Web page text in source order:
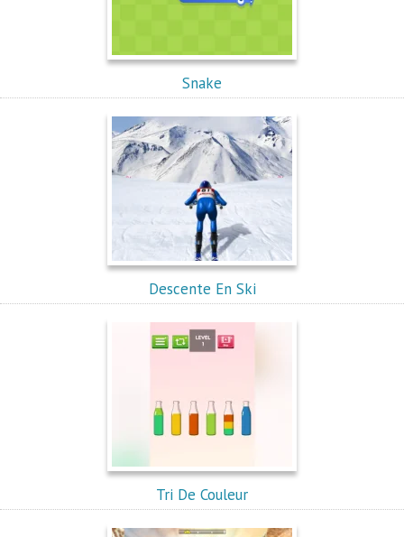
Snake
Descente En Ski
Tri De Couleur